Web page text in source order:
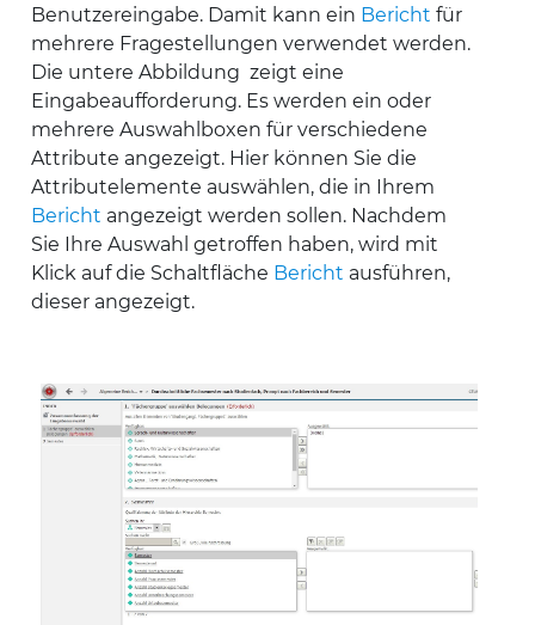
Benutzereingabe. Damit kann ein Bericht für
mehrere Fragestellungen verwendet werden.
Die untere Abbildung zeigt eine
Eingabeaufforderung. Es werden ein oder
mehrere Auswahlboxen für verschiedene
Attribute angezeigt. Hier können Sie die
Attributelemente auswählen, die in Ihrem
Bericht angezeigt werden sollen. Nachdem
Sie Ihre Auswahl getroffen haben, wird mit
Klick auf die Schaltfläche Bericht ausführen,
dieser angezeigt.